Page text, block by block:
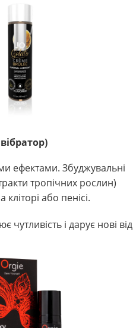
ефектами. Збуджувальні
тропічних рослин)
або пенісі.
чутливість і дарує нові